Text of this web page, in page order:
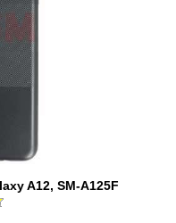
A12, SM-A125F